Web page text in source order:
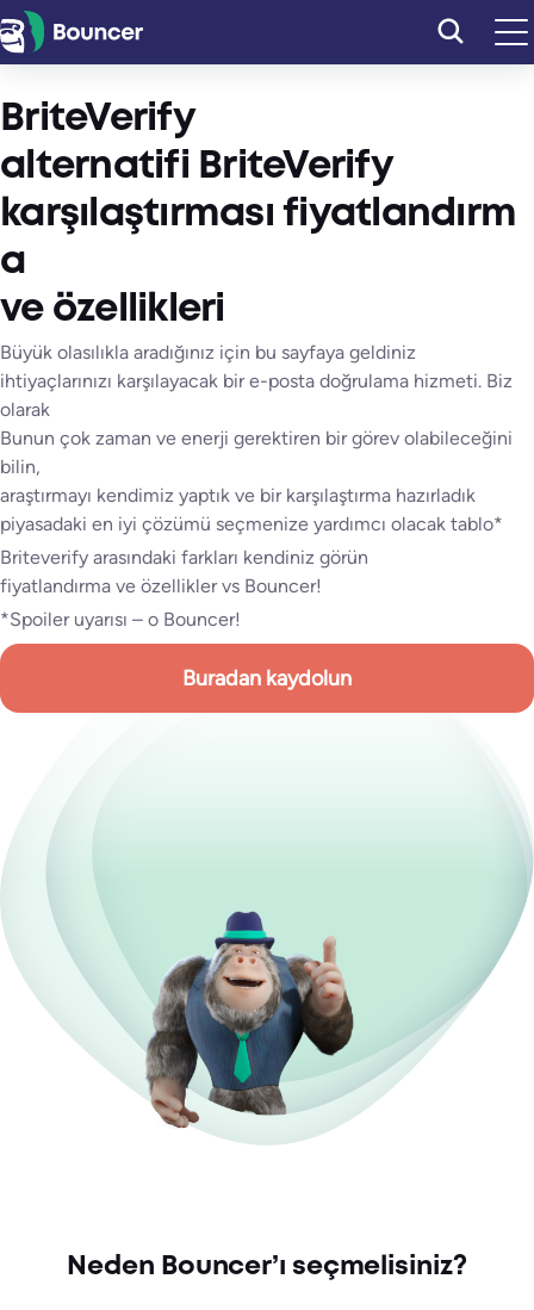
İçeriğe
geç
BriteVerify
alternatifi BriteVerify
karşılaştırması fiyatlandırm
a
ve özellikleri
Büyük olasılıkla aradığınız için bu sayfaya geldiniz
ihtiyaçlarınızı karşılayacak bir e-posta doğrulama hizmeti. Biz
olarak
Bunun çok zaman ve enerji gerektiren bir görev olabileceğini
bilin,
araştırmayı kendimiz yaptık ve bir karşılaştırma hazırladık
piyasadaki en iyi çözümü seçmenize yardımcı olacak tablo*
Briteverify arasındaki farkları kendiniz görün
fiyatlandırma ve özellikler vs Bouncer!
*Spoiler uyarısı – o Bouncer!
Buradan kaydolun
Neden Bouncer’ı seçmelisiniz?